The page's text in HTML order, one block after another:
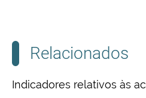
Relacionados
Indicadores relativos às